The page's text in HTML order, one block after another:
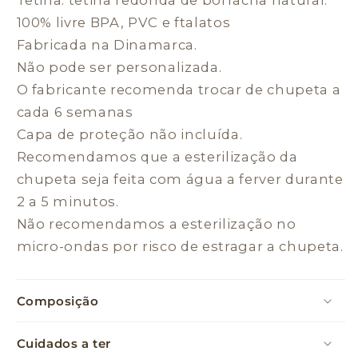
White
/
Forest
Lake
White
White
/
Forest
Lake
100% livre BPA, PVC e ftalatos
Fabricada na Dinamarca.
Não pode ser personalizada.
O fabricante recomenda trocar de chupeta a
cada 6 semanas
Capa de proteção não incluída.
Recomendamos que a esterilização da
chupeta seja feita com água a ferver durante
2 a 5 minutos.
Não recomendamos a esterilização no
micro-ondas por risco de estragar a chupeta.
Composição
Cuidados a ter